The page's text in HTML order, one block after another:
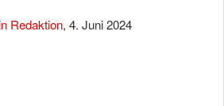
Redaktion, 4. Juni 2024